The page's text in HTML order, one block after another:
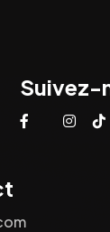
Suivez-